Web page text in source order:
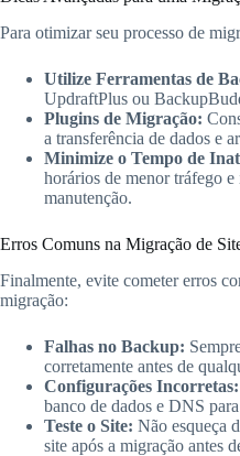
Para otimizar seu processo de
Utilize Ferramentas de
UpdraftPlus ou
Plugins de Migração:
a transferência de dados e
Minimize o Tempo de
horários de menor tráfego e
manutenção.
Erros Comuns na Migração de
Finalmente, evite cometer erros
migração:
Falhas no Backup:
corretamente antes de
Configurações Incorretas:
banco de dados e DNS
Teste o Site: Não esqueça
site após a migração antes